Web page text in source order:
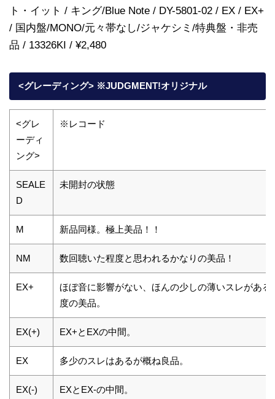
ト・イット / キング/Blue Note / DY-5801-02 / EX / EX+
/ 国内盤/MONO/元々帯なし/ジャケシミ/特典盤・非売
品 / 13326KI / ¥2,480
<グレーディング> ※JUDGMENT!オリジナル
<グレ
ーディ
ング>
※レコード
SEALE
D
未開封の状態
M 新品同様。極上美品！！
NM 数回聴いた程度と思われるかなりの美品！
EX+
ほぼ音に影響がない、ほんの少しの薄いスレがある
度の美品。
EX(+) EX+とEXの中間。
EX 多少のスレはあるが概ね良品。
EX(-) EXとEX-の中間。